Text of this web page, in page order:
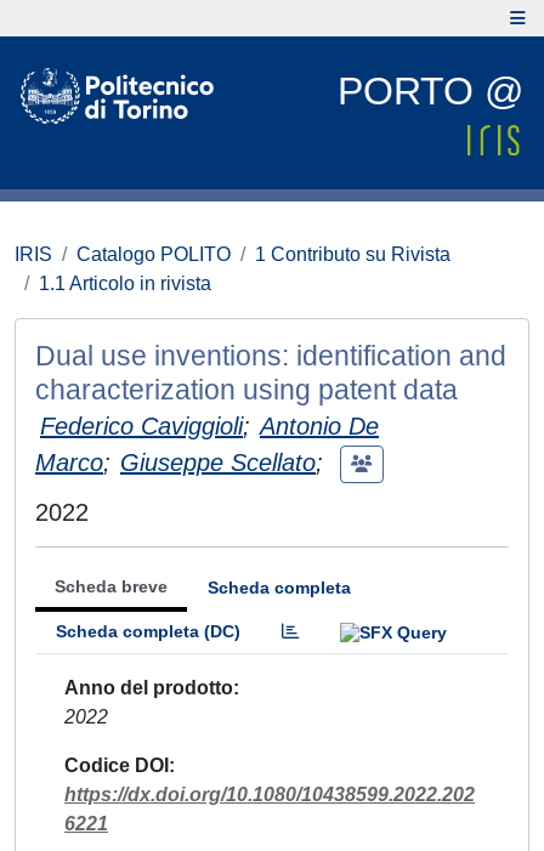
PORTO @
IRIS Catalogo POLITO
1 Contributo su Rivista
1.1 Articolo in rivista
Dual use inventions: identification and
characterization using patent data
Federico Caviggioli; Antonio De
Marco; Giuseppe Scellato;
2022
Scheda breve Scheda completa
Scheda completa (DC)
Anno del prodotto
2022
Codice DOI
https://dx.doi.org/10.1080/10438599.2022.202
6221